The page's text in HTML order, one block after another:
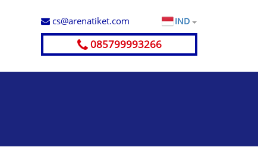
cs@arenatiket.com IND
085799993266